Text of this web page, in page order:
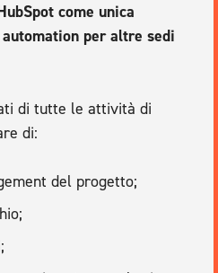
come unica
per altre sedi
di tutte le attività di
di:
del progetto;